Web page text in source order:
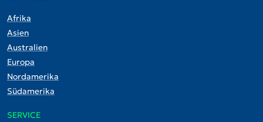
Afrika
Asien
Australien
Europa
Nordamerika
Südamerika
SERVICE